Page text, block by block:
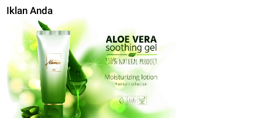
Iklan Anda